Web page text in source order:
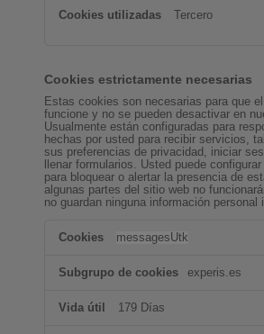
Tercero
Cookies estrictamente necesarias
Estas cookies son necesarias para que
funcione y no se pueden desactivar en
Usualmente están configuradas para
hechas por usted para recibir servicios,
sus preferencias de privacidad, iniciar
llenar formularios. Usted puede
para bloquear o alertar la presencia de
algunas partes del sitio web no
no guardan ninguna información personal
estrictamentemessagesUtk
experis.es
179 Días